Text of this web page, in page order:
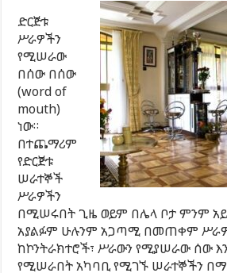
ድርጅቱ
ሥራዎችን
የሚሠራው
በሰው በሰው
(word of
mouth)
ነው።
በተጨማሪም
የድርጅቱ
ሠራተኞች
ሥራዎችን
በሚሠሩበት ጊዜ ወይም በሌላ ቦታ ምንም
አያልፉም ሁሉንም አጋጣሚ በመጠቀም
ከኮንትራክተሮች፣ ሥራውን የሚያሠራው ሰው
የሚሠራበት አካባቢ የሚገኙ ሠራተኞችን